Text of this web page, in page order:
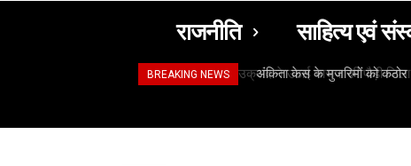
राजनीति साहित्य एवं
BREAKING NEWS अंकिता केस के मुजरिमों को कठोर